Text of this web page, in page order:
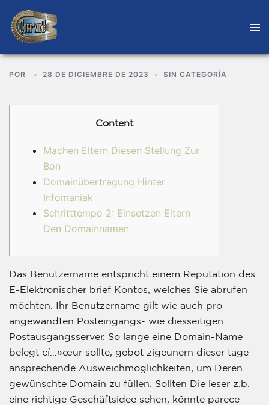
POR 28 DE DICIEMBRE DE 2023 SIN CATEGORÍA
Content
Machen Eltern Diesen Stellung Zur
Bon
Domainübertragung Hinter
Infomaniak
Schritttempo 2: Einsetzen Eltern
Den Domainnamen
Das Benutzername entspricht einem Reputation des
E-Elektronischer brief Kontos, welches Sie abrufen
möchten. Ihr Benutzername gilt wie auch pro
angewandten Posteingangs- wie diesseitigen
Postausgangsserver. So lange eine Domain-Name
belegt cí…»œur sollte, gebot zigeunern dieser tage
ansprechende Ausweichmöglichkeiten, um Deren
gewünschte Domain zu füllen. Sollten Die leser z.b.
eine richtige Geschäftsidee sehen, könnte parece